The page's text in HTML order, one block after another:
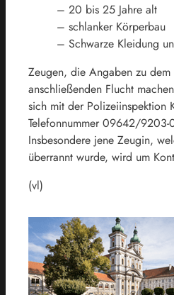
– 20 bis 25 Jahre alt
– schlanker Körperbau
– Schwarze Kleidung
Zeugen, die Angaben zu
anschließenden Flucht
sich mit der Polizeiinspektion
Telefonnummer 09642/9203-
Insbesondere jene Zeugin,
überrannt wurde, wird um
(vl)